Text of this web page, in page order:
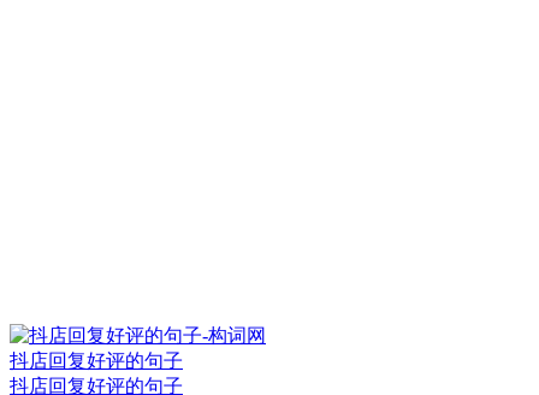
抖店回复好评的句子
抖店回复好评的句子